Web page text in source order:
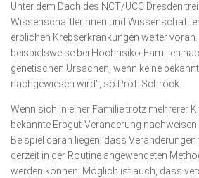
Unter dem Dach des NCT/UCC Dresden
Wissenschaftlerinnen und
erblichen Krebserkrankungen weiter voran.
beispielsweise bei Hochrisiko-Familien
genetischen Ursachen, wenn keine
nachgewiesen wird“, so Prof. Schröck.
Wenn sich in einer Familie trotz mehrerer
bekannte Erbgut-Veränderung
Beispiel daran liegen, dass
derzeit in der Routine angewendeten
werden können. Möglich ist auch, dass